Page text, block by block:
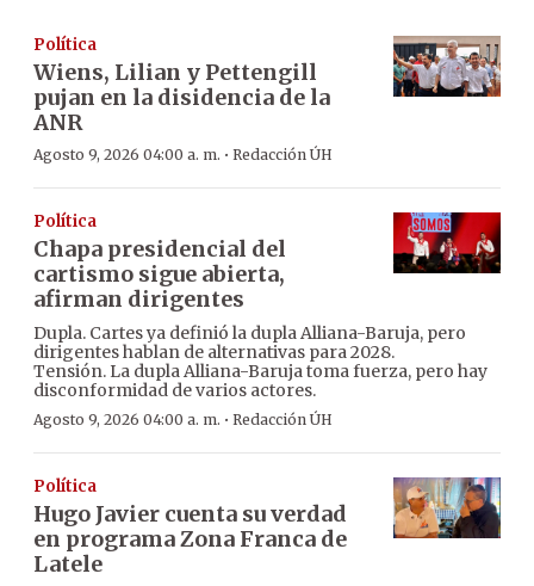
Política
Wiens, Lilian y Pettengill
pujan en la disidencia de la
ANR
Agosto 9, 2026 04:00 a. m. · Redacción ÚH
Política
Chapa presidencial del
cartismo sigue abierta,
afirman dirigentes
Dupla. Cartes ya definió la dupla Alliana-Baruja, pero
dirigentes hablan de alternativas para 2028.
Tensión. La dupla Alliana-Baruja toma fuerza, pero hay
disconformidad de varios actores.
Agosto 9, 2026 04:00 a. m. · Redacción ÚH
Política
Hugo Javier cuenta su verdad
en programa Zona Franca de
Latele